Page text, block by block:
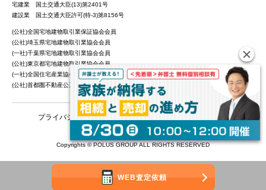
WEB査定依頼
宅建業 国土交通大臣(13)第2401号
建設業 国土交通大臣許可(特-3)第8156号
(公社)全国宅地建物取引業保証協会会員
(公社)埼玉県宅地建物取引業協会会員
(一社)千葉県宅地建物取引業協会会員
(公社)東京都宅地建物取引業協会会員
(一社)全国住宅産業協会会員
(公社)首都圏不動産公正取引協議会加盟
プライバシーポリシー カスタマーハラスメントポリシー
Copyrights © POLUS GROUP ALL RIGHTS RESERVED